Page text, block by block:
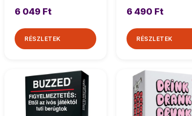
6 049 Ft
RÉSZLETEK
6 490 Ft
RÉSZLETEK